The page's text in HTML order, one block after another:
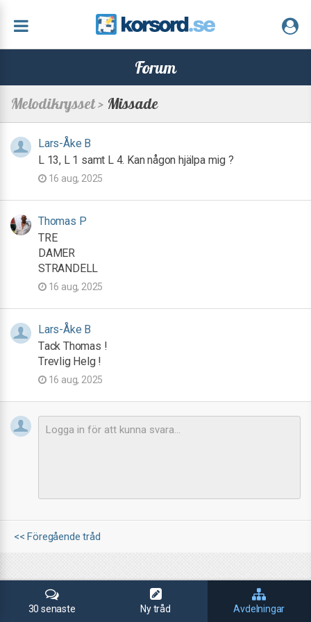
Forum
Melodikrysset > Missade
Lars-Åke B
L 13, L 1 samt L 4. Kan någon hjälpa mig ?
16 aug, 2025
Thomas P
TRE
DAMER
STRANDELL
16 aug, 2025
Lars-Åke B
Tack Thomas !
Trevlig Helg !
16 aug, 2025
<< Föregående tråd
30 senaste Ny tråd Avdelningar